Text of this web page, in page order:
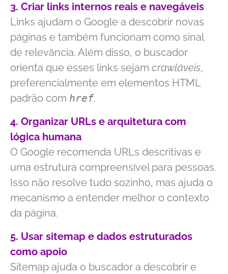
3. Criar links internos reais e navegáveis
Links ajudam o Google a descobrir novas
páginas e também funcionam como sinal
de relevância. Além disso, o buscador
orienta que esses links sejam crawláveis,
preferencialmente em elementos HTML
padrão com href.
4. Organizar URLs e arquitetura com
lógica humana
O Google recomenda URLs descritivas e
uma estrutura compreensível para pessoas.
Isso não resolve tudo sozinho, mas ajuda o
mecanismo a entender melhor o contexto
da página.
5. Usar sitemap e dados estruturados
como apoio
Sitemap ajuda o buscador a descobrir e